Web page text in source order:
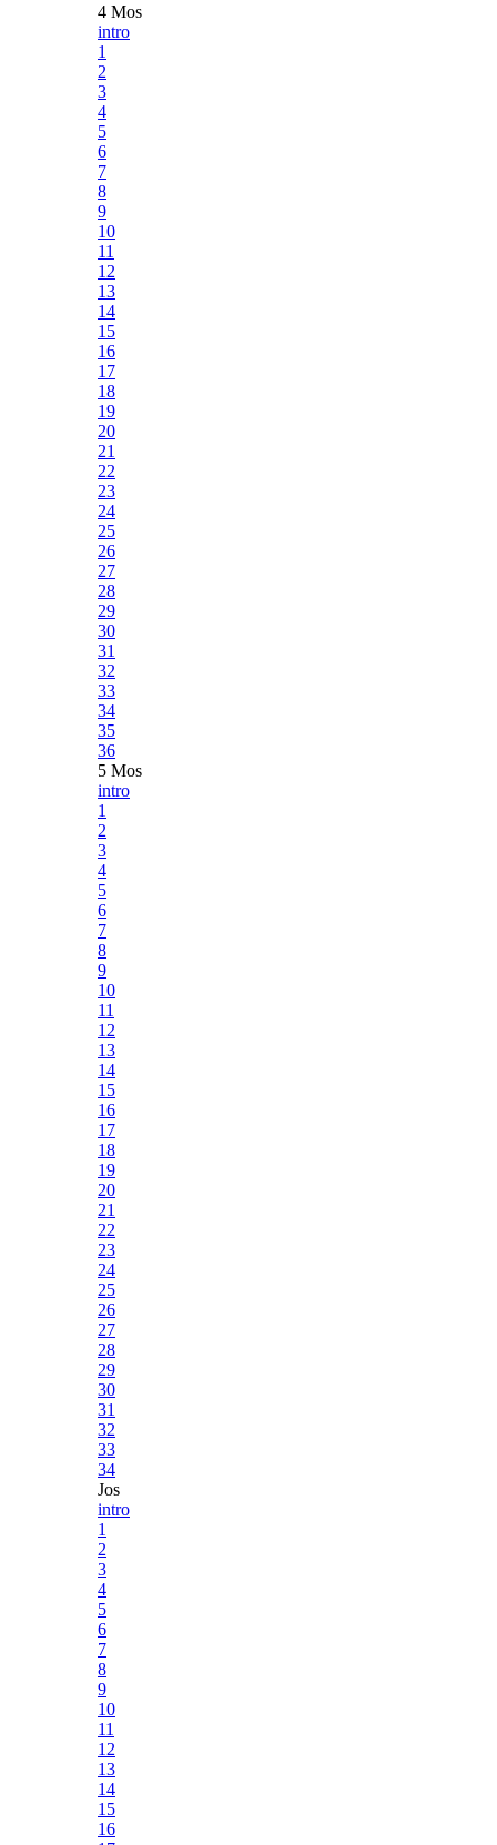
4 Mos
intro
1
2
3
4
5
6
7
8
9
10
11
12
13
14
15
16
17
18
19
20
21
22
23
24
25
26
27
28
29
30
31
32
33
34
35
36
5 Mos
intro
1
2
3
4
5
6
7
8
9
10
11
12
13
14
15
16
17
18
19
20
21
22
23
24
25
26
27
28
29
30
31
32
33
34
Jos
intro
1
2
3
4
5
6
7
8
9
10
11
12
13
14
15
16